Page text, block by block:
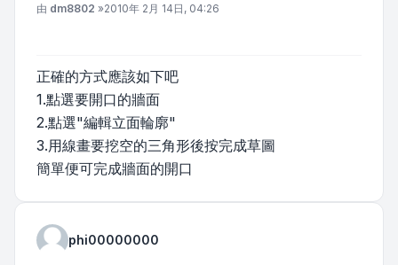
文章
由 dm8802 »2010年 2月 14日, 04:26
正確的方式應該如下吧
1.點選要開口的牆面
2.點選"編輯立面輪廓"
3.用線畫要挖空的三角形後按完成草圖
簡單便可完成牆面的開口
phi00000000